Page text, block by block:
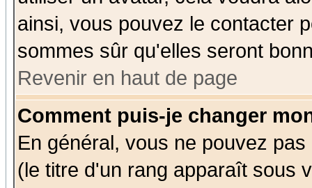
ainsi, vous pouvez le contacter
sommes sûr qu'elles seront
Revenir en haut de page
Comment puis-je changer
En général, vous ne pouvez
(le titre d'un rang apparaît sous